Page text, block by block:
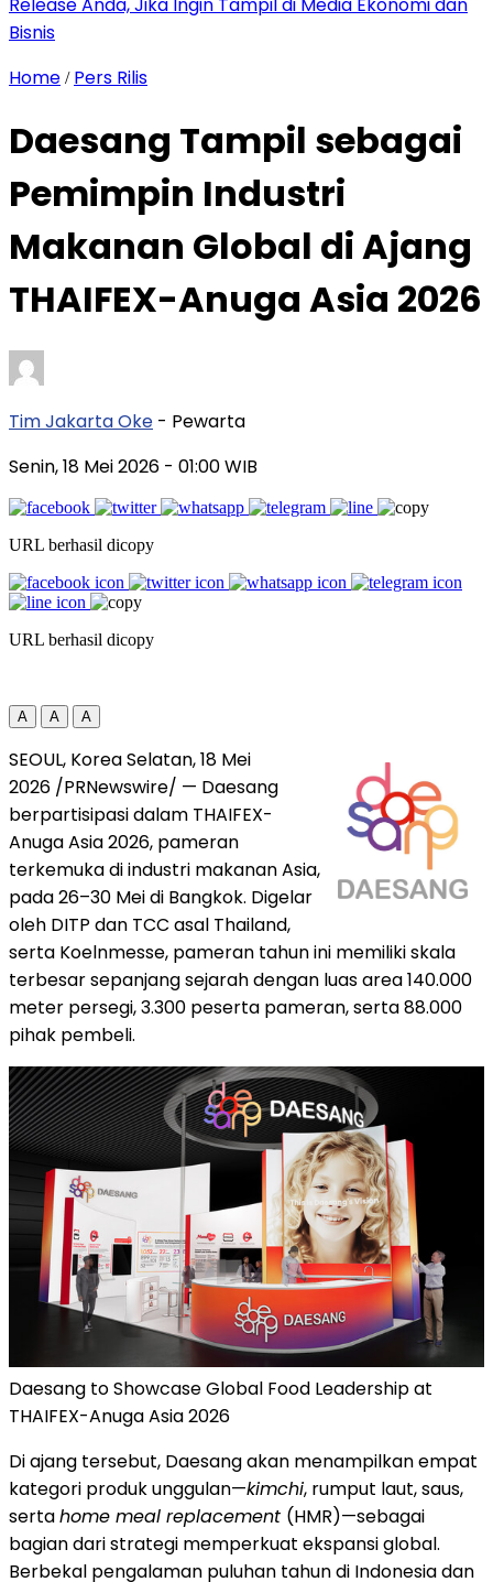
Bisnis
Home / Pers Rilis
Daesang Tampil sebagai
Pemimpin Industri
Makanan Global di Ajang
THAIFEX-Anuga Asia 2026
Tim Jakarta Oke - Pewarta
Senin, 18 Mei 2026 - 01:00 WIB
URL berhasil dicopy
URL berhasil dicopy
A A A
SEOUL, Korea Selatan, 18 Mei
2026 /PRNewswire/ — Daesang
berpartisipasi dalam THAIFEX-
Anuga Asia 2026, pameran
terkemuka di industri makanan Asia,
pada 26–30 Mei di Bangkok. Digelar
oleh DITP dan TCC asal Thailand,
serta Koelnmesse, pameran tahun ini memiliki skala
terbesar sepanjang sejarah dengan luas area 140.000
meter persegi, 3.300 peserta pameran, serta 88.000
pihak pembeli.
Daesang to Showcase Global Food Leadership at
THAIFEX-Anuga Asia 2026
Di ajang tersebut, Daesang akan menampilkan empat
kategori produk unggulan—kimchi, rumput laut, saus,
sertahome meal replacement (HMR)—sebagai
bagian dari strategi memperkuat ekspansi global.
Berbekal pengalaman puluhan tahun di Indonesia dan